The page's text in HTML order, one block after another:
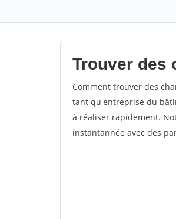
Trouver des
Comment trouver des
tant qu'entreprise du
à réaliser rapidement.
instantannée avec des